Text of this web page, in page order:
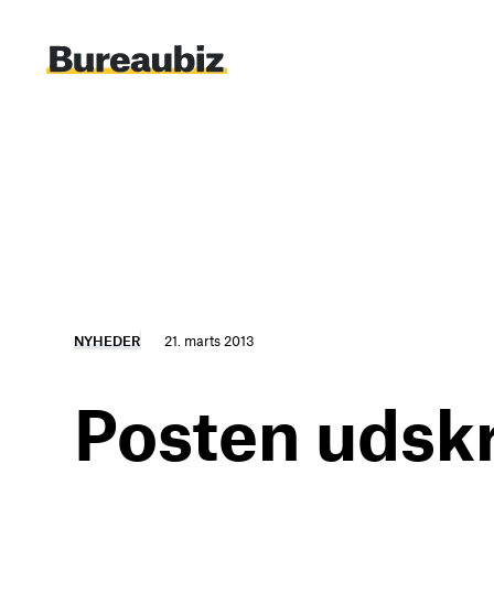
indhold
NYHEDER 21. marts 2013
Posten